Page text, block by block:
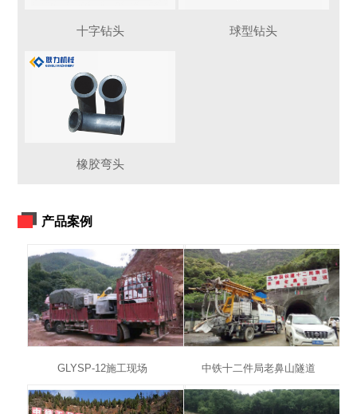
十字钻头 球型钻头
橡胶弯头
产品案例
GLYSP-12施工现场 中铁十二件局老鼻山隧道